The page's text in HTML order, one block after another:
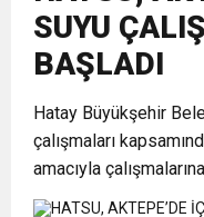
DUYURUSU
21:40
KARAÇAY’A
18:22 BAŞKAN SAMİ
GÖNÜLLERE
SUYU
BAŞLADI
Hatay Büyükşehir
çalışmaları
amacıyla